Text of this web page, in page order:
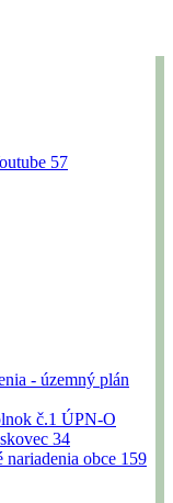
57
- územný plán
č.1 ÚPN-O
34
nariadenia obce 159